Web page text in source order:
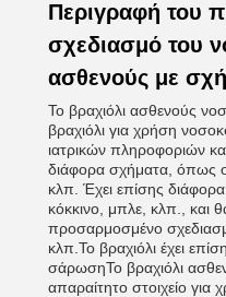
Περιγραφή του
σχεδιασμό του
ασθενούς με
Το βραχιόλι ασθενούς
βραχιόλι για χρήση
ιατρικών πληροφοριών
διάφορα σχήματα, όπως
κλπ. Έχει επίσης
κόκκινο, μπλε, κλπ., και
προσαρμοσμένο
κλπ.Το βραχιόλι έχει
σάρωσηΤο βραχιόλι
απαραίτητο στοιχείο για